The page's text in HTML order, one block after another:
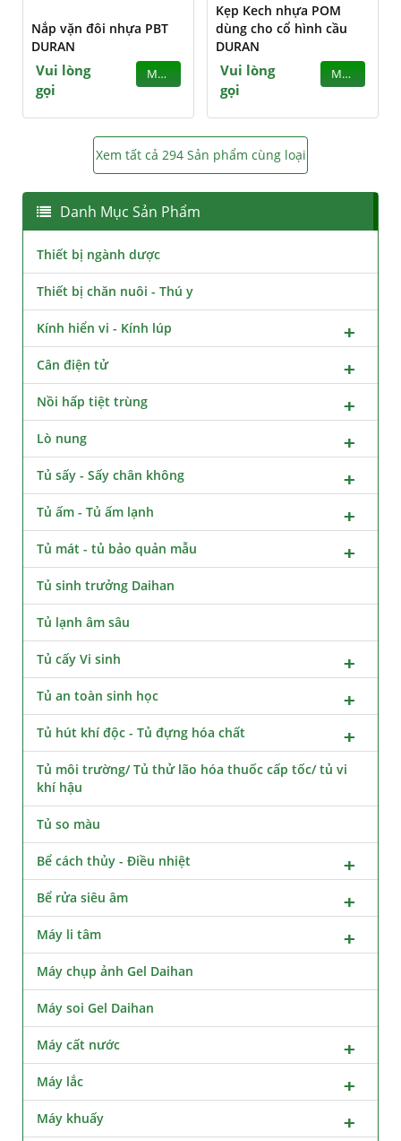
Nắp vặn đôi nhựa PBT
DURAN
Vui lòng
gọi
MUA
Kẹp Kech nhựa POM
dùng cho cổ hình cầu
DURAN
Vui lòng
gọi
MUA
Xem tất cả 294 Sản phẩm cùng loại
Danh Mục Sản Phẩm
Thiết bị ngành dược
Thiết bị chăn nuôi - Thú y
Kính hiển vi - Kính lúp
Cân điện tử
Nồi hấp tiệt trùng
Lò nung
Tủ sấy - Sấy chân không
Tủ ấm - Tủ ấm lạnh
Tủ mát - tủ bảo quản mẫu
Tủ sinh trưởng Daihan
Tủ lạnh âm sâu
Tủ cấy Vi sinh
Tủ an toàn sinh học
Tủ hút khí độc - Tủ đựng hóa chất
Tủ môi trường/ Tủ thử lão hóa thuốc cấp tốc/ tủ vi
khí hậu
Tủ so màu
Bể cách thủy - Điều nhiệt
Bể rửa siêu âm
Máy li tâm
Máy chụp ảnh Gel Daihan
Máy soi Gel Daihan
Máy cất nước
Máy lắc
Máy khuấy